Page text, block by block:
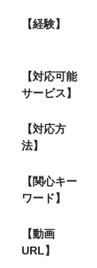
【経験】
【対応可能
サービス】
【対応方
法】
【関心キー
ワード】
【動画
URL】